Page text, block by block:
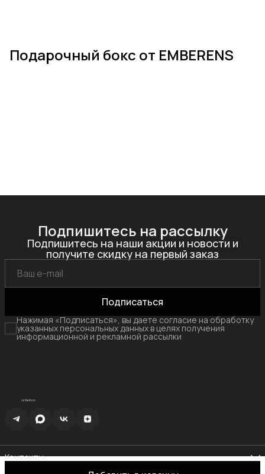
Подарочный бокс от EMBERENS
Подпишитесь на рассылку
Подпишитесь на наши акции и новости и
получите скидку на первый заказ
Подписаться
Нажимая «Подписаться», вы даете согласие на обработку
указанных персональных данных в целях получения
информационной и рекламной рассылки
Контакты